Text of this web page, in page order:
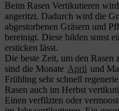
Beim Rasen Vertikutieren
angeritzt. Dadurch wird die
abgestorbenen Gräsern und
bereinigt. Diese bilden sonst
ersticken lässt.
Die beste Zeit, um den
sind die Monate April und
Frühling sehr schnell
Rasen auch im Herbst
Einen verfilzten oder